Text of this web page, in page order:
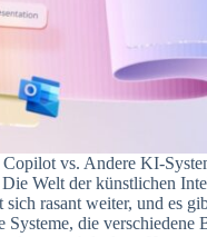
vs. Andere KI-
Welt der künstlichen
sich rasant weiter, und es
Systeme, die verschiedene